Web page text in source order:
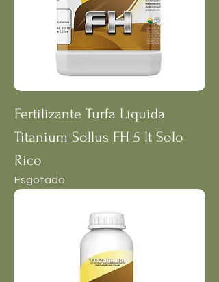
Fertilizante Turfa Líquida
Titanium Sollus FH 5 lt Solo
Rico
Esgotado